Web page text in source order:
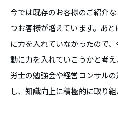
今では既存のお客様のご紹介
つお客様が増えています。あ
に力を入れていなかったので
動に力を入れていこうかと考
労士の勉強会や経営コンサル
し、知識向上に積極的に取り組